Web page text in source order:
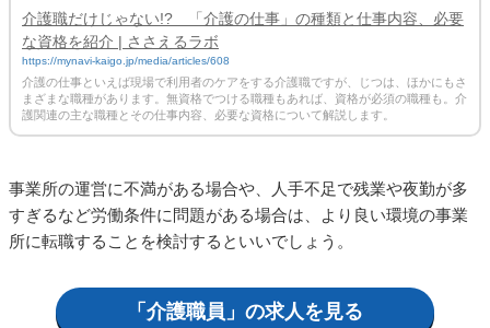
介護職だけじゃない!? 「介護の仕事」の種類と仕事内容、必要
な資格を紹介 | ささえるラボ
https://mynavi-kaigo.jp/media/articles/608
介護の仕事といえば現場で利用者のケアをする介護職ですが、じつは、ほかにもさ
まざまな職種があります。無資格でつける職種もあれば、資格が必須の職種も。介
護関連の主な職種とその仕事内容、必要な資格について解説します。
事業所の運営に不満がある場合や、人手不足で残業や夜勤が多
すぎるなど労働条件に問題がある場合は、より良い環境の事業
所に転職することを検討するといいでしょう。
「介護職員」の求人を見る